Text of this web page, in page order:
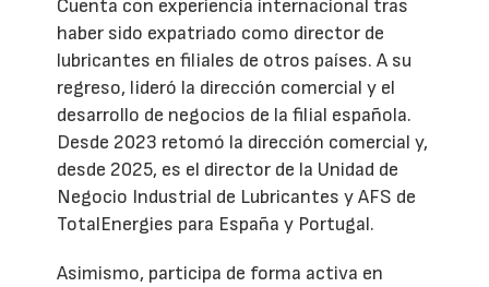
Cuenta con experiencia internacional tras
haber sido expatriado como director de
lubricantes en filiales de otros países. A su
regreso, lideró la dirección comercial y el
desarrollo de negocios de la filial española.
Desde 2023 retomó la dirección comercial y,
desde 2025, es el director de la Unidad de
Negocio Industrial de Lubricantes y AFS de
TotalEnergies para España y Portugal.
Asimismo, participa de forma activa en